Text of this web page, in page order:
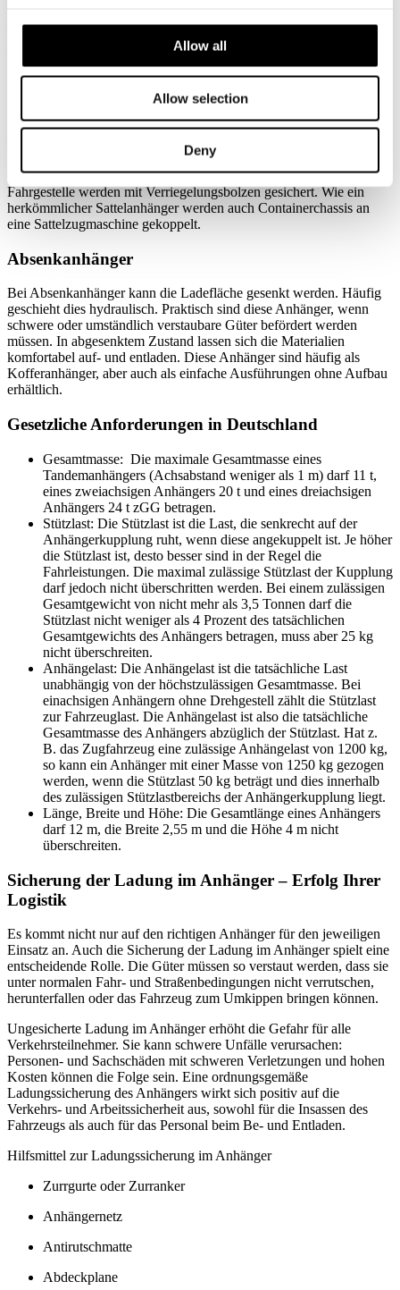
Allow all
Allow selection
Deny
wird. Bei Planenanhängern besteht der Aufbau lediglich aus einer
Plane. Kofferanhänger schützen die Ladung vor den
Dies sind flache Anhänger, die als Unterlage für einen Container in
standardisierter Größe dienen. Da heute der Großteil der
internationalen Fracht in Containern transportiert wird, sind
Containerchassis eine der häufigsten LKW-Anhängertypen. Die
Fahrgestelle werden mit Verriegelungsbolzen gesichert. Wie ein
herkömmlicher Sattelanhänger werden auch Containerchassis an
eine Sattelzugmaschine gekoppelt.
Absenkanhänger
Bei Absenkanhänger kann die Ladefläche gesenkt werden. Häufig
geschieht dies hydraulisch. Praktisch sind diese Anhänger, wenn
schwere oder umständlich verstaubare Güter befördert werden
müssen. In abgesenktem Zustand lassen sich die Materialien
komfortabel auf- und entladen. Diese Anhänger sind häufig als
Kofferanhänger, aber auch als einfache Ausführungen ohne Aufbau
erhältlich.
Gesetzliche Anforderungen in Deutschland
Gesamtmasse: Die maximale Gesamtmasse eines
Tandemanhängers (Achsabstand weniger als 1 m) darf 11 t,
eines zweiachsigen Anhängers 20 t und eines dreiachsigen
Anhängers 24 t zGG betragen.
Stützlast: Die Stützlast ist die Last, die senkrecht auf der
Anhängerkupplung ruht, wenn diese angekuppelt ist. Je höher
die Stützlast ist, desto besser sind in der Regel die
Fahrleistungen. Die maximal zulässige Stützlast der Kupplung
darf jedoch nicht überschritten werden. Bei einem zulässigen
Gesamtgewicht von nicht mehr als 3,5 Tonnen darf die
Stützlast nicht weniger als 4 Prozent des tatsächlichen
Gesamtgewichts des Anhängers betragen, muss aber 25 kg
nicht überschreiten.
Anhängelast: Die Anhängelast ist die tatsächliche Last
unabhängig von der höchstzulässigen Gesamtmasse. Bei
einachsigen Anhängern ohne Drehgestell zählt die Stützlast
zur Fahrzeuglast. Die Anhängelast ist also die tatsächliche
Gesamtmasse des Anhängers abzüglich der Stützlast. Hat z.
B. das Zugfahrzeug eine zulässige Anhängelast von 1200 kg,
so kann ein Anhänger mit einer Masse von 1250 kg gezogen
werden, wenn die Stützlast 50 kg beträgt und dies innerhalb
des zulässigen Stützlastbereichs der Anhängerkupplung liegt.
Länge, Breite und Höhe: Die Gesamtlänge eines Anhängers
darf 12 m, die Breite 2,55 m und die Höhe 4 m nicht
überschreiten.
Sicherung der Ladung im Anhänger – Erfolg Ihrer
Logistik
Es kommt nicht nur auf den richtigen Anhänger für den jeweiligen
Einsatz an. Auch die Sicherung der Ladung im Anhänger spielt eine
entscheidende Rolle. Die Güter müssen so verstaut werden, dass sie
unter normalen Fahr- und Straßenbedingungen nicht verrutschen,
herunterfallen oder das Fahrzeug zum Umkippen bringen können.
Ungesicherte Ladung im Anhänger erhöht die Gefahr für alle
Verkehrsteilnehmer. Sie kann schwere Unfälle verursachen:
Personen- und Sachschäden mit schweren Verletzungen und hohen
Kosten können die Folge sein. Eine ordnungsgemäße
Ladungssicherung des Anhängers wirkt sich positiv auf die
Verkehrs- und Arbeitssicherheit aus, sowohl für die Insassen des
Fahrzeugs als auch für das Personal beim Be- und Entladen.
Hilfsmittel zur Ladungssicherung im Anhänger
Zurrgurte oder Zurranker
Anhängernetz
Antirutschmatte
Abdeckplane